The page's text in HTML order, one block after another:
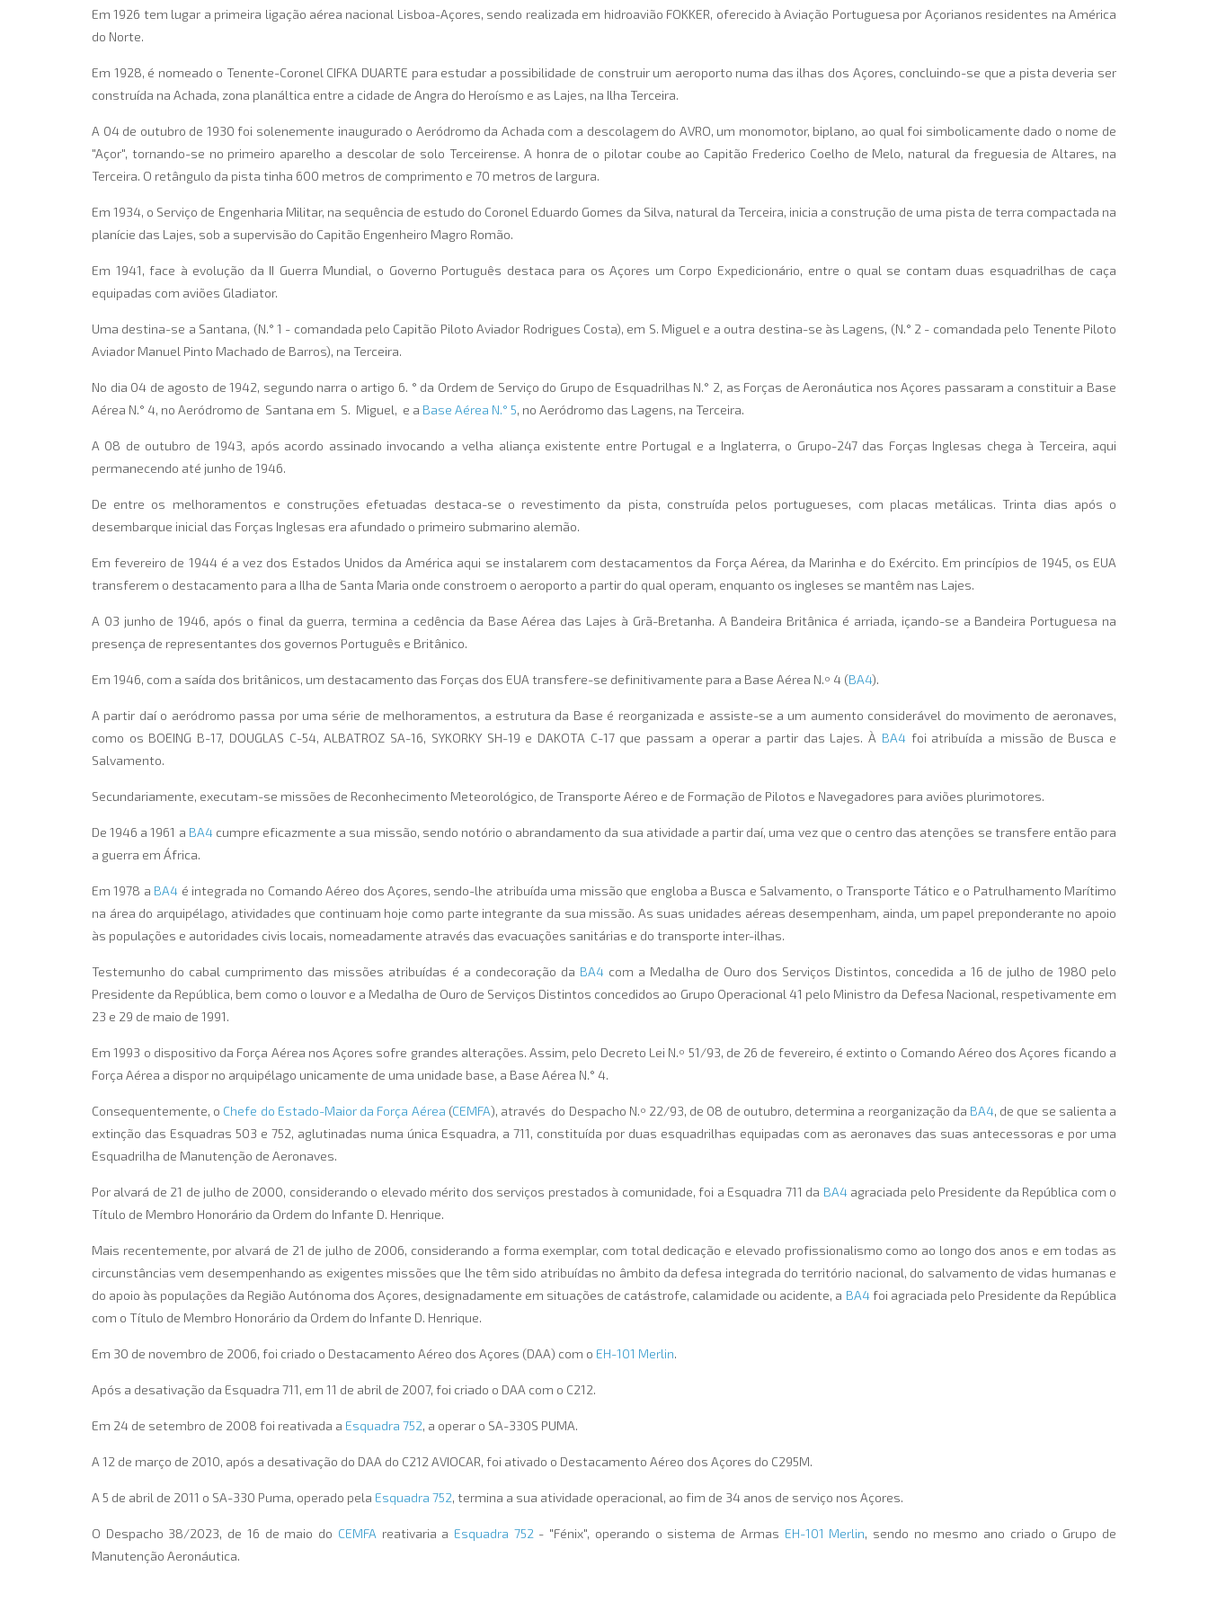
Em 1926 tem lugar a primeira ligação aérea nacional Lisboa-Açores, sendo realizada em hidroavião FOKKER, oferecido à Aviação Portuguesa por Açorianos residentes na América
do Norte.
Em 1928, é nomeado o Tenente-Coronel CIFKA DUARTE para estudar a possibilidade de construir um aeroporto numa das ilhas dos Açores, concluindo-se que a pista deveria ser
construída na Achada, zona planáltica entre a cidade de Angra do Heroísmo e as Lajes, na Ilha Terceira.
A 04 de outubro de 1930 foi solenemente inaugurado o Aeródromo da Achada com a descolagem do AVRO, um monomotor, biplano, ao qual foi simbolicamente dado o nome de
"Açor", tornando-se no primeiro aparelho a descolar de solo Terceirense. A honra de o pilotar coube ao Capitão Frederico Coelho de Melo, natural da freguesia de Altares, na
Terceira. O retângulo da pista tinha 600 metros de comprimento e 70 metros de largura.
Em 1934, o Serviço de Engenharia Militar, na sequência de estudo do Coronel Eduardo Gomes da Silva, natural da Terceira, inicia a construção de uma pista de terra compactada na
planície das Lajes, sob a supervisão do Capitão Engenheiro Magro Romão.
Em 1941, face à evolução da II Guerra Mundial, o Governo Português destaca para os Açores um Corpo Expedicionário, entre o qual se contam duas esquadrilhas de caça
equipadas com aviões Gladiator.
Uma destina-se a Santana, (N.° 1 - comandada pelo Capitão Piloto Aviador Rodrigues Costa), em S. Miguel e a outra destina-se às Lagens, (N.° 2 - comandada pelo Tenente Piloto
Aviador Manuel Pinto Machado de Barros), na Terceira.
No dia 04 de agosto de 1942, segundo narra o artigo 6. ° da Ordem de Serviço do Grupo de Esquadrilhas N.° 2, as Forças de Aeronáutica nos Açores passaram a constituir a Base
Aérea N.° 4, no Aeródromo de Santana em S. Miguel, e a Base Aérea N.° 5, no Aeródromo das Lagens, na Terceira.
A 08 de outubro de 1943, após acordo assinado invocando a velha aliança existente entre Portugal e a Inglaterra, o Grupo-247 das Forças Inglesas chega à Terceira, aqui
permanecendo até junho de 1946.
De entre os melhoramentos e construções efetuadas destaca-se o revestimento da pista, construída pelos portugueses, com placas metálicas. Trinta dias após o
desembarque inicial das Forças Inglesas era afundado o primeiro submarino alemão.
Em fevereiro de 1944 é a vez dos Estados Unidos da América aqui se instalarem com destacamentos da Força Aérea, da Marinha e do Exército. Em princípios de 1945, os EUA
transferem o destacamento para a Ilha de Santa Maria onde constroem o aeroporto a partir do qual operam, enquanto os ingleses se mantêm nas Lajes.
A 03 junho de 1946, após o final da guerra, termina a cedência da Base Aérea das Lajes à Grã-Bretanha. A Bandeira Britânica é arriada, içando-se a Bandeira Portuguesa na
presença de representantes dos governos Português e Britânico.
Em 1946, com a saída dos britânicos, um destacamento das Forças dos EUA transfere-se definitivamente para a Base Aérea N.º 4 (BA4).
A partir daí o aeródromo passa por uma série de melhoramentos, a estrutura da Base é reorganizada e assiste-se a um aumento considerável do movimento de aeronaves,
como os BOEING B-17, DOUGLAS C-54, ALBATROZ SA-16, SYKORKY SH-19 e DAKOTA C-17 que passam a operar a partir das Lajes. À BA4foi atribuída a missão de Busca e
Salvamento.
Secundariamente, executam-se missões de Reconhecimento Meteorológico, de Transporte Aéreo e de Formação de Pilotos e Navegadores para aviões plurimotores.
De 1946 a 1961 a BA4cumpre eficazmente a sua missão, sendo notório o abrandamento da sua atividade a partir daí, uma vez que o centro das atenções se transfere então para
a guerra em África.
Em 1978 a BA4 é integrada no Comando Aéreo dos Açores, sendo-lhe atribuída uma missão que engloba a Busca e Salvamento, o Transporte Tático e o Patrulhamento Marítimo
na área do arquipélago, atividades que continuam hoje como parte integrante da sua missão. As suas unidades aéreas desempenham, ainda, um papel preponderante no apoio
às populações e autoridades civis locais, nomeadamente através das evacuações sanitárias e do transporte inter-ilhas.
Testemunho do cabal cumprimento das missões atribuídas é a condecoração da BA4com a Medalha de Ouro dos Serviços Distintos, concedida a 16 de julho de 1980 pelo
Presidente da República, bem como o louvor e a Medalha de Ouro de Serviços Distintos concedidos ao Grupo Operacional 41 pelo Ministro da Defesa Nacional, respetivamente em
23 e 29 de maio de 1991.
Em 1993 o dispositivo da Força Aérea nos Açores sofre grandes alterações. Assim, pelo Decreto Lei N.º 51/93, de 26 de fevereiro, é extinto o Comando Aéreo dos Açores ficando a
Força Aérea a dispor no arquipélago unicamente de uma unidade base, a Base Aérea N.° 4.
Consequentemente, o Chefe do Estado-Maior da Força Aérea (CEMFA), através do Despacho N.º 22/93, de 08 de outubro, determina a reorganização da BA4, de que se salienta a
extinção das Esquadras 503 e 752, aglutinadas numa única Esquadra, a 711, constituída por duas esquadrilhas equipadas com as aeronaves das suas antecessoras e por uma
Esquadrilha de Manutenção de Aeronaves.
Por alvará de 21 de julho de 2000, considerando o elevado mérito dos serviços prestados à comunidade, foi a Esquadra 711 da BA4agraciada pelo Presidente da República com o
Título de Membro Honorário da Ordem do Infante D. Henrique.
Mais recentemente, por alvará de 21 de julho de 2006, considerando a forma exemplar, com total dedicação e elevado profissionalismo como ao longo dos anos e em todas as
circunstâncias vem desempenhando as exigentes missões que lhe têm sido atribuídas no âmbito da defesa integrada do território nacional, do salvamento de vidas humanas e
do apoio às populações da Região Autónoma dos Açores, designadamente em situações de catástrofe, calamidade ou acidente, a BA4foi agraciada pelo Presidente da República
com o Título de Membro Honorário da Ordem do Infante D. Henrique.
Em 30 de novembro de 2006, foi criado o Destacamento Aéreo dos Açores (DAA) com o EH-101 Merlin.
Após a desativação da Esquadra 711, em 11 de abril de 2007, foi criado o DAA com o C212.
Em 24 de setembro de 2008 foi reativada a Esquadra 752, a operar o SA-330S PUMA.
A 12 de março de 2010, após a desativação do DAA do C212 AVIOCAR, foi ativado o Destacamento Aéreo dos Açores do C295M.
A 5 de abril de 2011 o SA-330 Puma, operado pela Esquadra 752, termina a sua atividade operacional, ao fim de 34 anos de serviço nos Açores.
O Despacho 38/2023, de 16 de maio do CEMFA reativaria a Esquadra 752 - "Fénix", operando o sistema de Armas EH-101 Merlin, sendo no mesmo ano criado o Grupo de
Manutenção Aeronáutica.